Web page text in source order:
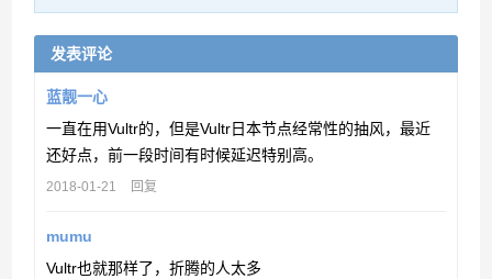
发表评论
蓝靓一心
一直在用Vultr的，但是Vultr日本节点经常性的抽风，最近
还好点，前一段时间有时候延迟特别高。
2018-01-21 回复
mumu
Vultr也就那样了，折腾的人太多